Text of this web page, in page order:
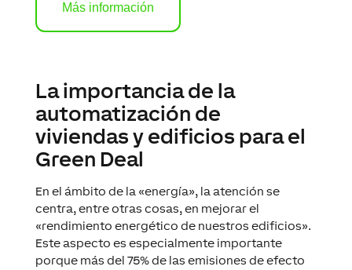
Más información
La importancia de la
automatización de
viviendas y edificios para el
Green Deal
En el ámbito de la «energía», la atención se
centra, entre otras cosas, en mejorar el
«rendimiento energético de nuestros edificios».
Este aspecto es especialmente importante
porque más del 75% de las emisiones de efecto